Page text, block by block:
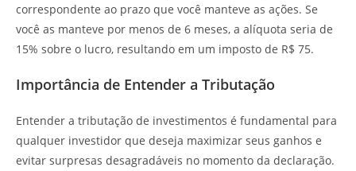
correspondente ao prazo que você manteve as ações. Se
você as manteve por menos de 6 meses, a alíquota seria de
15% sobre o lucro, resultando em um imposto de R$ 75.
Importância de Entender a Tributação
Entender a tributação de investimentos é fundamental para
qualquer investidor que deseja maximizar seus ganhos e
evitar surpresas desagradáveis no momento da declaração.